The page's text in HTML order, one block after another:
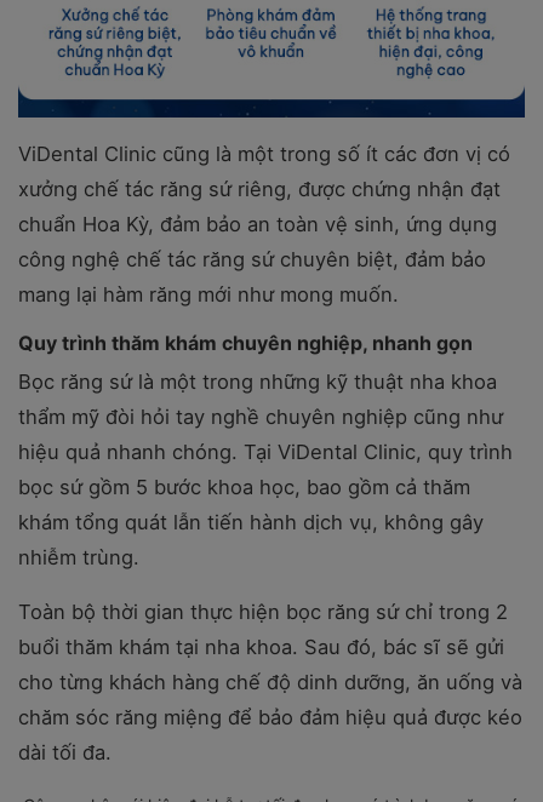
ViDental Clinic cũng là một trong số ít các đơn vị có
xưởng chế tác răng sứ riêng, được chứng nhận đạt
chuẩn Hoa Kỳ, đảm bảo an toàn vệ sinh, ứng dụng
công nghệ chế tác răng sứ chuyên biệt, đảm bảo
mang lại hàm răng mới như mong muốn.
Quy trình thăm khám chuyên nghiệp, nhanh gọn
Bọc răng sứ là một trong những kỹ thuật nha khoa
thẩm mỹ đòi hỏi tay nghề chuyên nghiệp cũng như
hiệu quả nhanh chóng. Tại ViDental Clinic, quy trình
bọc sứ gồm 5 bước khoa học, bao gồm cả thăm
khám tổng quát lẫn tiến hành dịch vụ, không gây
nhiễm trùng.
Toàn bộ thời gian thực hiện bọc răng sứ chỉ trong 2
buổi thăm khám tại nha khoa. Sau đó, bác sĩ sẽ gửi
cho từng khách hàng chế độ dinh dưỡng, ăn uống và
chăm sóc răng miệng để bảo đảm hiệu quả được kéo
dài tối đa.